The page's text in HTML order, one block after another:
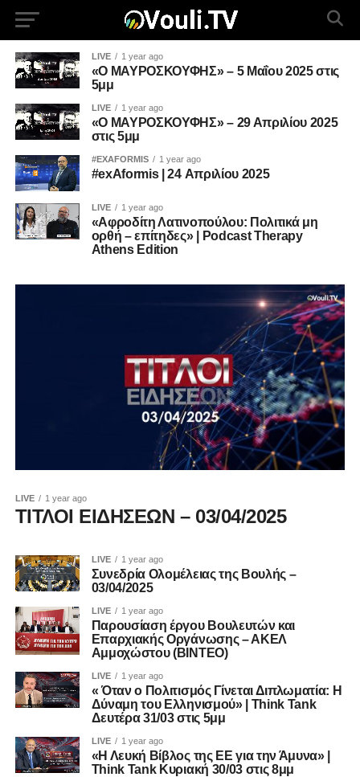
LIVE 1 year ago
«Ο ΜΑΥΡΟΣΚΟΥΦΗΣ» – 5 Μαΐου 2025 στις
5μμ
LIVE 1 year ago
«Ο ΜΑΥΡΟΣΚΟΥΦΗΣ» – 29 Απριλίου 2025
στις 5μμ
#EXAFORMIS 1 year ago
#exAformis | 24 Απριλίου 2025
LIVE 1 year ago
«Αφροδίτη Λατινοπούλου: Πολιτικά μη
ορθή – επίτηδες» | Podcast Therapy
Athens Edition
LIVE 1 year ago
ΤΙΤΛΟΙ ΕΙΔΗΣΕΩΝ – 03/04/2025
LIVE 1 year ago
Συνεδρία Ολομέλειας της Βουλής –
03/04/2025
LIVE 1 year ago
Παρουσίαση έργου Βουλευτών και
Επαρχιακής Οργάνωσης – ΑΚΕΛ
Αμμοχώστου (ΒΙΝΤΕΟ)
LIVE 1 year ago
« Όταν ο Πολιτισμός Γίνεται Διπλωματία: Η
Δύναμη του Ελληνισμού» | Think Tank
Δευτέρα 31/03 στις 5μμ
LIVE 1 year ago
«Η Λευκή Βίβλος της ΕΕ για την Άμυνα» |
Think Tank Κυριακή 30/03 στις 8μμ